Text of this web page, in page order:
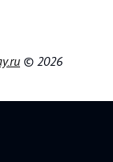
© 2026